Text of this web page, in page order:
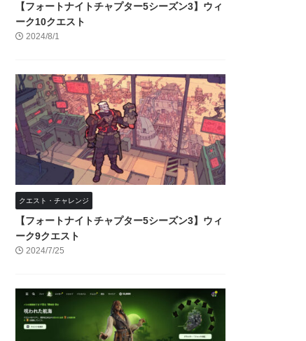
【フォートナイトチャプター5シーズン3】ウィ
ーク10クエスト
2024/8/1
クエスト・チャレンジ
【フォートナイトチャプター5シーズン3】ウィ
ーク9クエスト
2024/7/25